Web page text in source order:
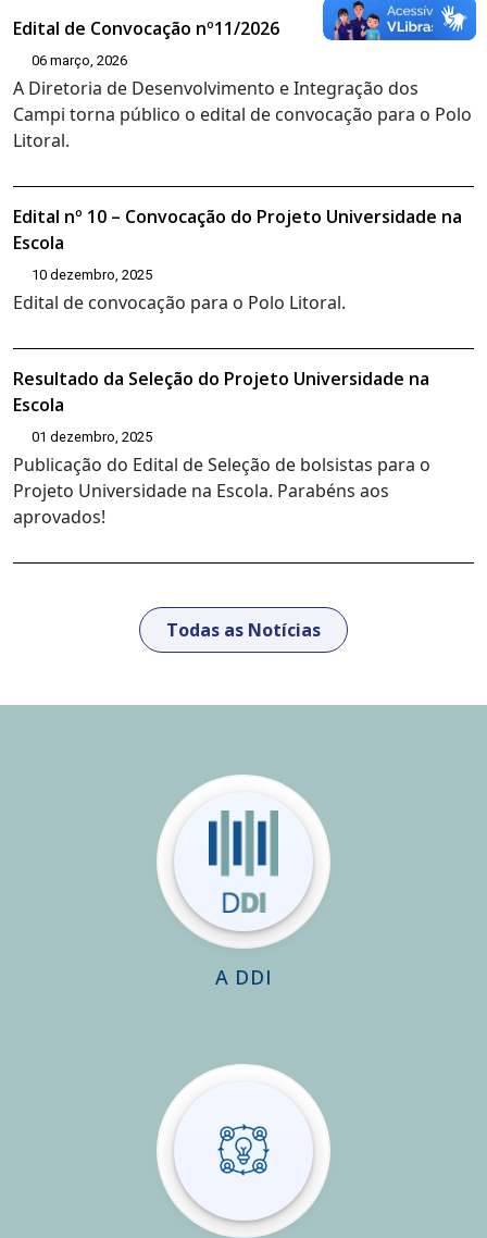
Edital de Convocação nº11/2026
06 março, 2026
A Diretoria de Desenvolvimento e Integração dos
Campi torna público o edital de convocação para o Polo
Litoral.
Edital nº 10 – Convocação do Projeto Universidade na
Escola
10 dezembro, 2025
Edital de convocação para o Polo Litoral.
Resultado da Seleção do Projeto Universidade na
Escola
01 dezembro, 2025
Publicação do Edital de Seleção de bolsistas para o
Projeto Universidade na Escola. Parabéns aos
aprovados!
Todas as Notícias
A DDI